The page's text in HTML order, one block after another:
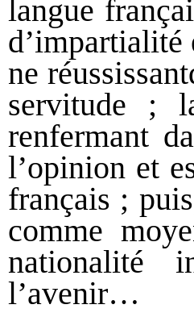
langue
ne
servitude ;
renfermant
l’opinion et
français ;
comme
nationalité
l’avenir…